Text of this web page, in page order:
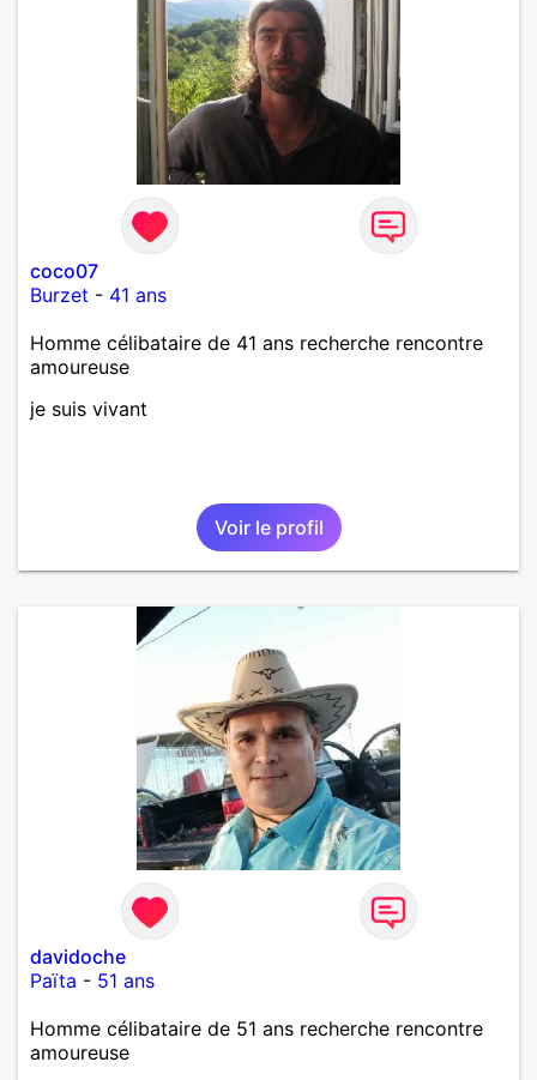
coco07
Burzet - 41 ans
Homme célibataire de 41 ans recherche rencontre
amoureuse
je suis vivant
Voir le profil
davidoche
Païta - 51 ans
Homme célibataire de 51 ans recherche rencontre
amoureuse